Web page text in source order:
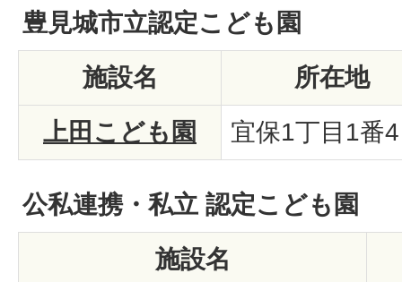
豊見城市立認定こども園
施設名
所在地
上田こども園
宜保1丁目1番4
公私連携・私立 認定こども園
施設名